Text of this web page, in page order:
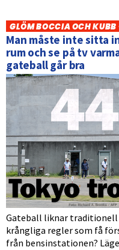
GLÖM BOCCIA OCH KUBB
Man måste inte sitta
rum och se på tv
gateball går bra
Gateball liknar
krångliga regler som få
från bensinstationen?